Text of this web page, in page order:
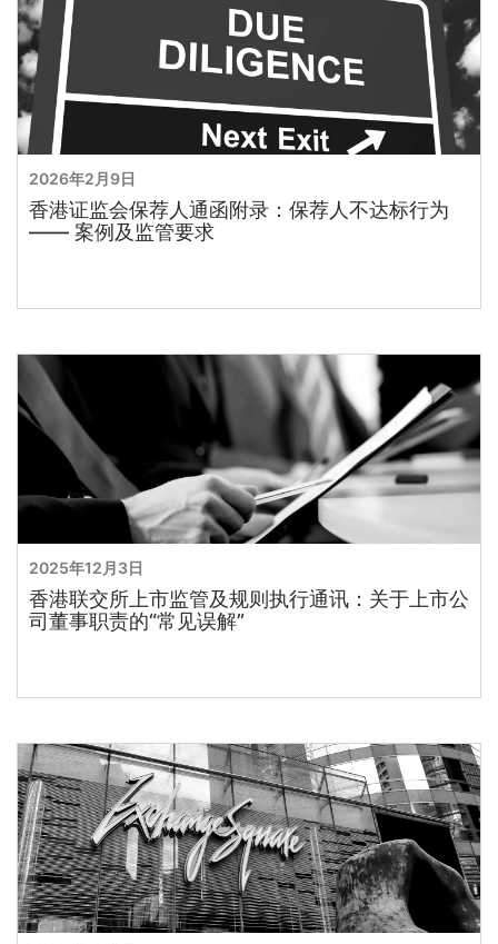
香港证监会保荐人通函附录：保荐人不达标行为
—— 案例及监管要求
2026年2月9日
香港联交所上市监管及规则执行通讯：关于上市公
司董事职责的“常见误解”
2025年12月3日